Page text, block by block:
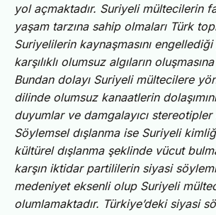
yol açmaktadır. Suriyeli mültecilerin
yaşam tarzına sahip olmaları Türk
Suriyelilerin kaynaşmasını
karşılıklı olumsuz algıların
Bundan dolayı Suriyeli mültecilere
dilinde olumsuz kanaatlerin
duyumlar ve damgalayıcı stereotipler
Söylemsel dışlanma ise Suriyeli
kültürel dışlanma şeklinde vücut
karşın iktidar partililerin siyasi
medeniyet eksenli olup Suriyeli
olumlamaktadır. Türkiye’deki siyasi